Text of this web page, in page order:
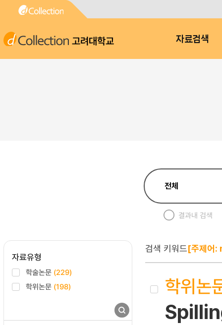
고려대학교 자료검색
결과내 검색
자료유형
학술논문 (229)
학위논문 (198)
검색 키워드[주제어
학위논